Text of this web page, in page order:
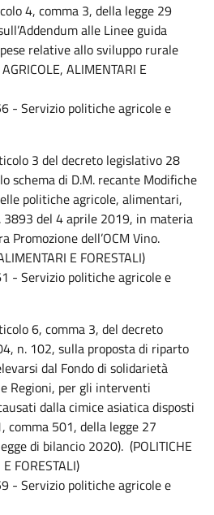
4, comma 3, della legge 29
alle Linee guida
relative allo sviluppo rurale
ALIMENTARI E
- Servizio politiche agricole e
3 del decreto legislativo 28
schema di D.M. recante Modifiche
politiche agricole, alimentari,
del 4 aprile 2019, in materia
Promozione dell’OCM Vino.
E FORESTALI)
- Servizio politiche agricole e
6, comma 3, del decreto
n. 102, sulla proposta di riparto
dal Fondo di solidarietà
Regioni, per gli interventi
dalla cimice asiatica disposti
comma 501, della legge 27
di bilancio 2020). (POLITICHE
FORESTALI)
- Servizio politiche agricole e